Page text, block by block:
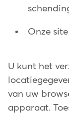
Onze
U kunt het
van uw
apparaat.